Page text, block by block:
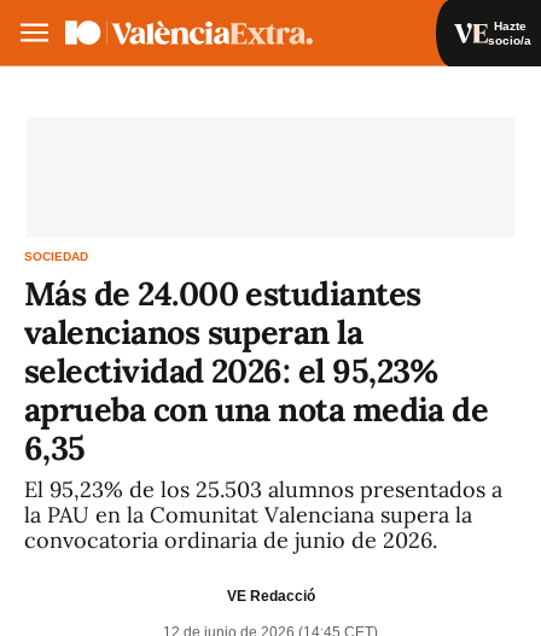
Hazte
socio/a
SOCIEDAD
Más de 24.000 estudiantes
valencianos superan la
selectividad 2026: el 95,23%
aprueba con una nota media de
6,35
El 95,23% de los 25.503 alumnos presentados a
la PAU en la Comunitat Valenciana supera la
convocatoria ordinaria de junio de 2026.
VE Redacció
12 de junio de 2026 (14:45 CET)